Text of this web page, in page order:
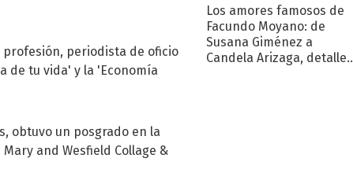
profesión, periodista de oficio
de tu vida' y la 'Economía
obtuvo un posgrado en la
and Wesfield Collage &
Los amores famosos de
Facundo Moyano: de
Susana Giménez a
Candela Arizaga, detalles